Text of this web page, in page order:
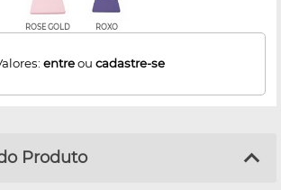
ROSE GOLD ROXO
entreou cadastre-se
Produto